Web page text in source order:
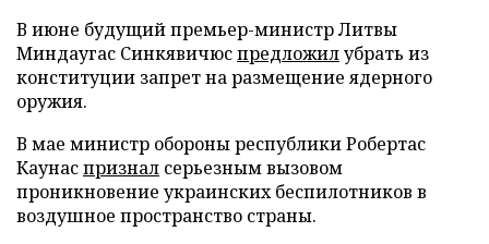
В июне будущий премьер-министр Литвы
Миндаугас Синкявичюспредложилубрать из
конституции запрет на размещение ядерного
оружия.
В мае министр обороны республики Робертас
Каунаспризнал серьезным вызовом
проникновение украинских беспилотников в
воздушное пространство страны.